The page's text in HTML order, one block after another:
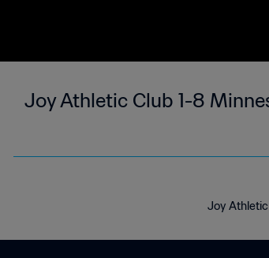
Joy Athletic Club 1-8
Joy Athletic